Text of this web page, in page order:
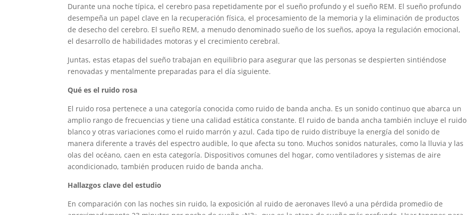
Durante una noche típica, el cerebro pasa repetidamente por el sueño profundo y el sueño REM. El sueño profundo
desempeña un papel clave en la recuperación física, el procesamiento de la memoria y la eliminación de productos
de desecho del cerebro. El sueño REM, a menudo denominado sueño de los sueños, apoya la regulación emocional,
el desarrollo de habilidades motoras y el crecimiento cerebral.
Juntas, estas etapas del sueño trabajan en equilibrio para asegurar que las personas se despierten sintiéndose
renovadas y mentalmente preparadas para el día siguiente.
Qué es el ruido rosa
El ruido rosa pertenece a una categoría conocida como ruido de banda ancha. Es un sonido continuo que abarca un
amplio rango de frecuencias y tiene una calidad estática constante. El ruido de banda ancha también incluye el ruido
blanco y otras variaciones como el ruido marrón y azul. Cada tipo de ruido distribuye la energía del sonido de
manera diferente a través del espectro audible, lo que afecta su tono. Muchos sonidos naturales, como la lluvia y las
olas del océano, caen en esta categoría. Dispositivos comunes del hogar, como ventiladores y sistemas de aire
acondicionado, también producen ruido de banda ancha.
Hallazgos clave del estudio
En comparación con las noches sin ruido, la exposición al ruido de aeronaves llevó a una pérdida promedio de